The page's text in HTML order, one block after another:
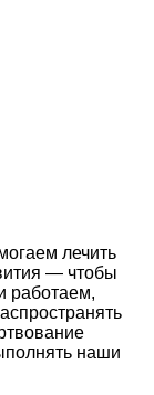
лечить
— чтобы
работаем,
наши